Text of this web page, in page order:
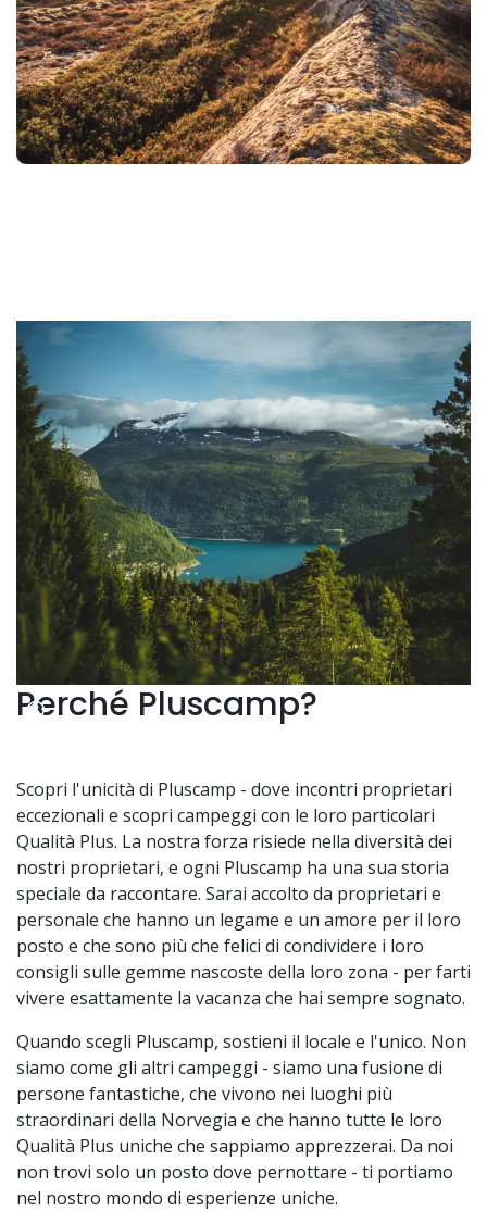
Perché Pluscamp?
Scopri l'unicità di Pluscamp - dove incontri proprietari
eccezionali e scopri campeggi con le loro particolari
Qualità Plus. La nostra forza risiede nella diversità dei
nostri proprietari, e ogni Pluscamp ha una sua storia
speciale da raccontare. Sarai accolto da proprietari e
personale che hanno un legame e un amore per il loro
posto e che sono più che felici di condividere i loro
consigli sulle gemme nascoste della loro zona - per farti
vivere esattamente la vacanza che hai sempre sognato.
Quando scegli Pluscamp, sostieni il locale e l'unico. Non
siamo come gli altri campeggi - siamo una fusione di
persone fantastiche, che vivono nei luoghi più
straordinari della Norvegia e che hanno tutte le loro
Qualità Plus uniche che sappiamo apprezzerai. Da noi
non trovi solo un posto dove pernottare - ti portiamo
nel nostro mondo di esperienze uniche.